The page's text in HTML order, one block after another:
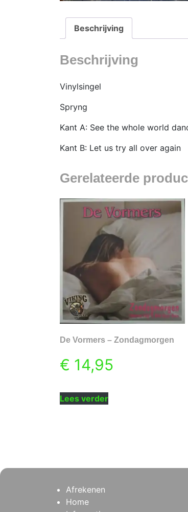
Beschrijving
Beschrijving
Vinylsingel
Spryng
Kant A: See the whole world
Kant B: Let us try all over again
Gerelateerde
De Vormers – Zondagmorgen
€ 14,95
Lees verder
Afrekenen
Home